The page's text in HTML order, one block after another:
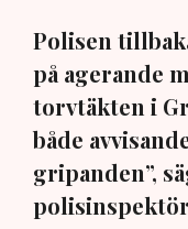
Polisen
på agerande
torvtäkten i
både
gripanden”,